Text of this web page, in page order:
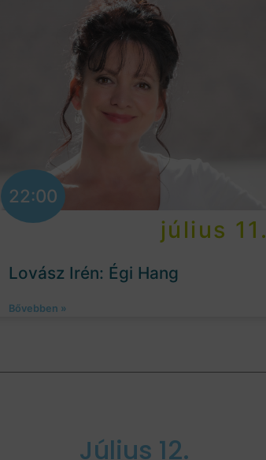
22:00
július 11.
Lovász Irén: Égi Hang
Bővebben »
Július 12.